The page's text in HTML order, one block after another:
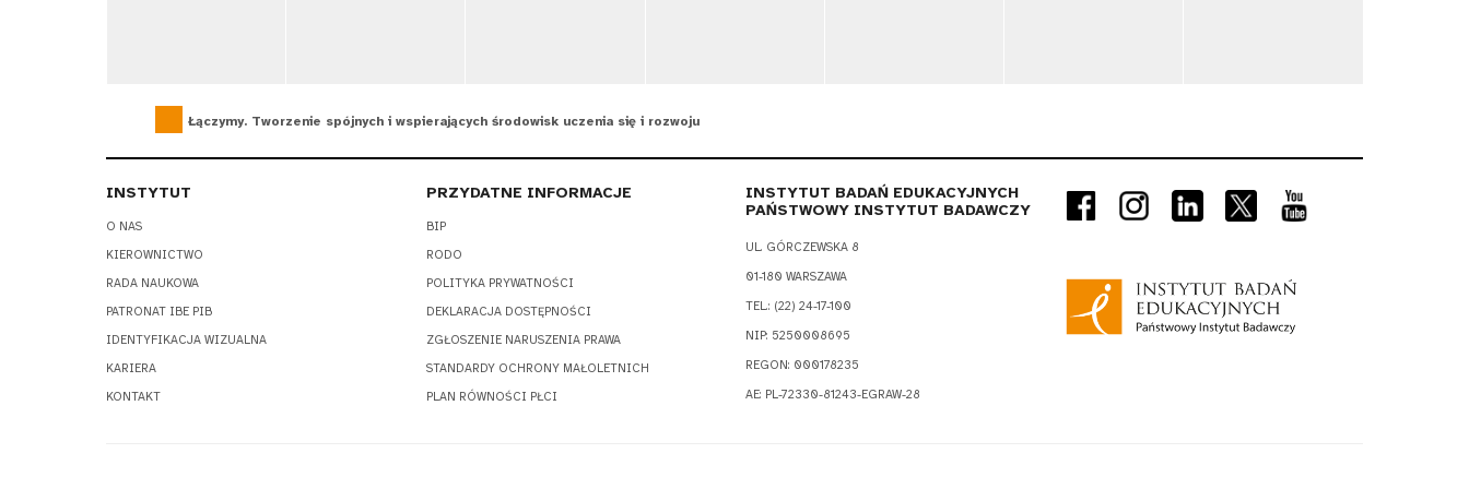
Łączymy. Tworzenie spójnych i wspierających środowisk uczenia się i rozwoju
INSTYTUT
O NAS
KIEROWNICTWO
RADA NAUKOWA
PATRONAT IBE PIB
IDENTYFIKACJA WIZUALNA
KARIERA
KONTAKT
PRZYDATNE INFORMACJE
BIP
RODO
POLITYKA PRYWATNOŚCI
DEKLARACJA DOSTĘPNOŚCI
ZGŁOSZENIE NARUSZENIA PRAWA
STANDARDY OCHRONY MAŁOLETNICH
PLAN RÓWNOŚCI PŁCI
INSTYTUT BADAŃ EDUKACYJNYCH
PAŃSTWOWY INSTYTUT BADAWCZY
UL. GÓRCZEWSKA 8
01-180 WARSZAWA
TEL.: (22) 24-17-100
NIP: 5250008695
REGON: 000178235
AE: PL-72330-81243-EGRAW-28